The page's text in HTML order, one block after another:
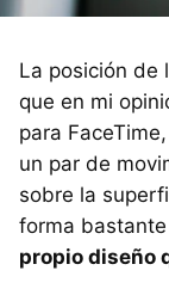
La posición de
que en mi
para
un par de
sobre la
forma bastante
propio diseño